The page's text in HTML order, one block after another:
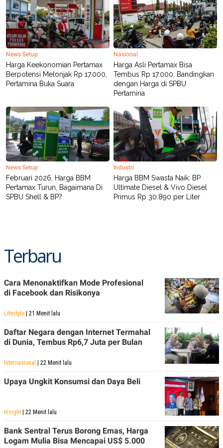
News Setup
Harga Keekonomian Pertamax
Berpotensi Melonjak Rp 17.000,
Pertamina Buka Suara
Nasional
Harga Asli Pertamax Bisa
Tembus Rp 17.000, Bandingkan
dengan Harga di SPBU
Pertamina
News Setup
Februari 2026, Harga BBM
Pertamax Turun, Bagaimana Di
SPBU Shell & BP?
Industri
Harga BBM Swasta Naik: BP
Ultimate Diesel & Vivo Diesel
Primus Rp 30.890 per Liter
Terbaru
Cara Menonaktifkan Mode Profesional
di Facebook dan Risikonya
Lifestyle | 21 Menit lalu
Daftar Negara dengan Internet Termahal
di Dunia, Tembus Rp6,7 Juta per Bulan
Internasional | 22 Menit lalu
Upaya Ungkit Konsumsi dan Daya Beli
Insight | 22 Menit lalu
Bank Sentral Terus Borong Emas, Harga
Logam Mulia Bisa Mencapai US$ 5.000